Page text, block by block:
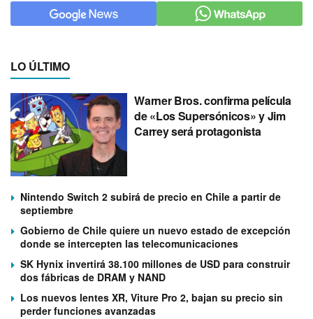
LO ÚLTIMO
Warner Bros. confirma película
de «Los Supersónicos» y Jim
Carrey será protagonista
Nintendo Switch 2 subirá de precio en Chile a partir de
septiembre
Gobierno de Chile quiere un nuevo estado de excepción
donde se intercepten las telecomunicaciones
SK Hynix invertirá 38.100 millones de USD para construir
dos fábricas de DRAM y NAND
Los nuevos lentes XR, Viture Pro 2, bajan su precio sin
perder funciones avanzadas